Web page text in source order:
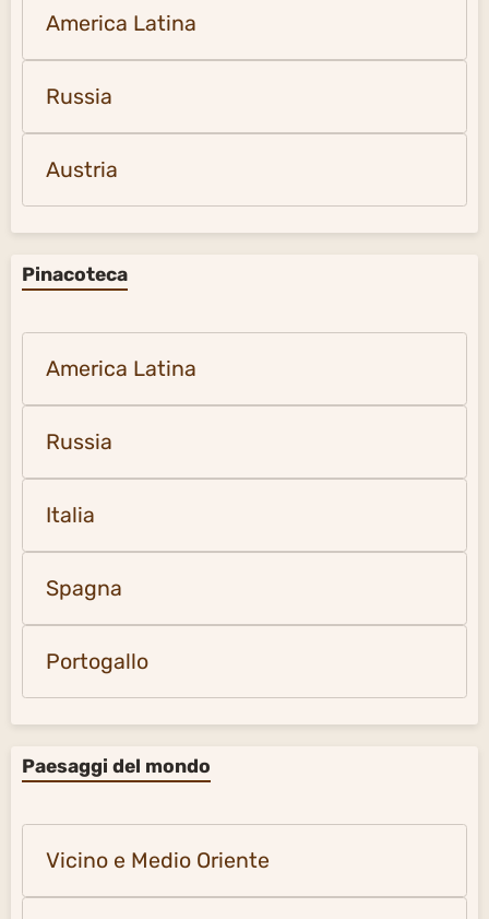
America Latina
Russia
Austria
Pinacoteca
America Latina
Russia
Italia
Spagna
Portogallo
Paesaggi del mondo
Vicino e Medio Oriente